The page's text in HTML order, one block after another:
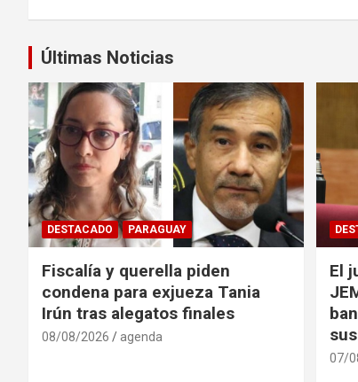
entradas
Últimas Noticias
DESTACADO PARAGUAY
Fiscalía y querella piden
condena para exjueza Tania
Irún tras alegatos finales
08/08/2026 agenda
El
07/